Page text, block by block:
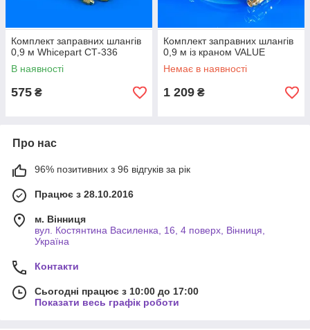
Комплект заправних шлангів
0,9 м Whicepart СТ-336
В наявності
575 ₴
Комплект заправних шлангів
0,9 м із краном VALUE
Немає в наявності
1 209 ₴
Про нас
96% позитивних з 96 відгуків за рік
Працює з 28.10.2016
м. Вінниця
вул. Костянтина Василенка, 16, 4 поверх, Вінниця,
Україна
Контакти
Сьогодні працює з 10:00 до 17:00
Показати весь графік роботи